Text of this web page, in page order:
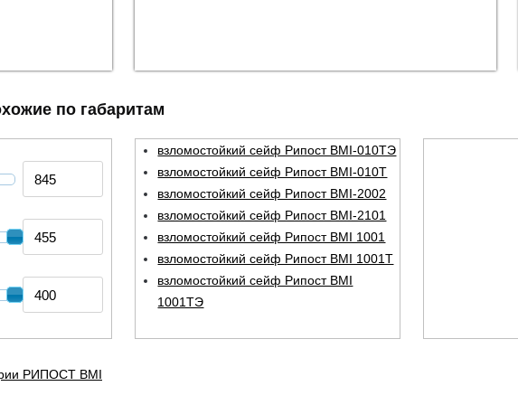
по габаритам
взломостойкий сейф Рипост BMI-010ТЭ
взломостойкий сейф Рипост BMI-010Т
взломостойкий сейф Рипост BMI-2002
взломостойкий сейф Рипост BMI-2101
взломостойкий сейф Рипост BMI 1001
взломостойкий сейф Рипост ВМI 1001T
взломостойкий сейф Рипост BMI
1001TЭ
РИПОСТ BMI